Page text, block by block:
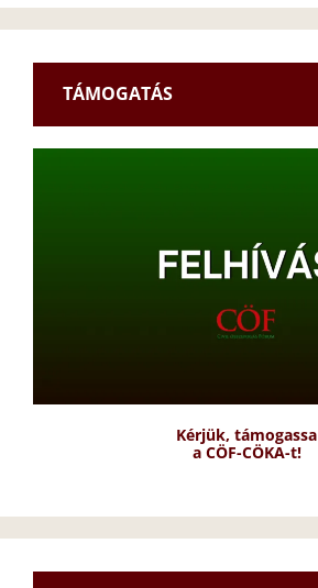
TÁMOGATÁS
Kérjük, támogassa
a CÖF-CÖKA-t!